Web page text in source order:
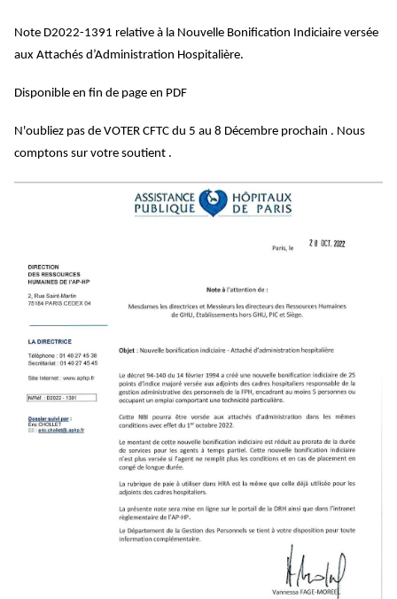
Note D2022-1391 relative à la Nouvelle Bonification Indiciaire versée
aux Attachés d’Administration Hospitalière.
Disponible en fin de page en PDF
N'oubliez pas de VOTER CFTC du 5 au 8 Décembre prochain . Nous
comptons sur votre soutient .